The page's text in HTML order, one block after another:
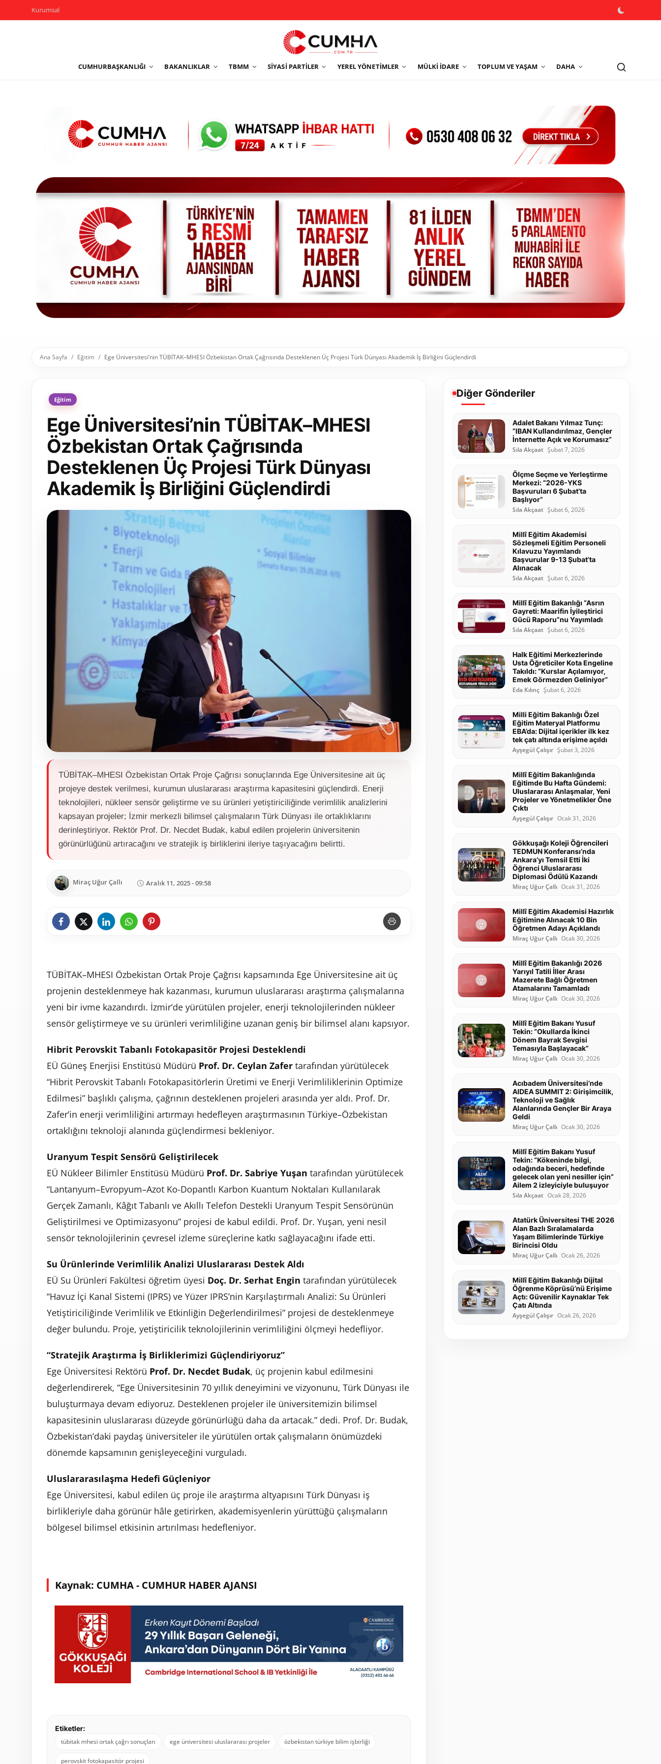
Kurumsal
CUMHURBAŞKANLIĞI BAKANLIKLAR TBMM SIYASI PARTILER YEREL YÖNETIMLER MÜLKI İDARE TOPLUM VE YAŞAM DAHA
Yerel Yönetimler
Sivil Toplum Kuruluşları
Kamu Kurumları ve Üst Kurullar
Resmi Reklamlar
Ana Sayfa Eğitim Ege Üniversitesi’nin TÜBİTAK–MHESI Özbekistan Ortak Çağrısında Desteklenen Üç Projesi Türk Dünyası Akademik İş Birliğini Güçlendirdi
Eğitim
Ege Üniversitesi’nin TÜBİTAK–MHESI
Özbekistan Ortak Çağrısında
Desteklenen Üç Projesi Türk Dünyası
Akademik İş Birliğini Güçlendirdi
TÜBİTAK–MHESI Özbekistan Ortak Proje Çağrısı sonuçlarında Ege Üniversitesine ait üç
projeye destek verilmesi, kurumun uluslararası araştırma kapasitesini güçlendirdi. Enerji
teknolojileri, nükleer sensör geliştirme ve su ürünleri yetiştiriciliğinde verimlilik analizlerini
kapsayan projeler; İzmir merkezli bilimsel çalışmaların Türk Dünyası ile ortaklıklarını
derinleştiriyor. Rektör Prof. Dr. Necdet Budak, kabul edilen projelerin üniversitenin
görünürlüğünü artıracağını ve stratejik iş birliklerini ileriye taşıyacağını belirtti.
Miraç Uğur Çallı Aralık 11, 2025 - 09:58
TÜBİTAK–MHESI Özbekistan Ortak Proje Çağrısı kapsamında Ege Üniversitesine ait üç
projenin desteklenmeye hak kazanması, kurumun uluslararası araştırma çalışmalarına
yeni bir ivme kazandırdı. İzmir’de yürütülen projeler, enerji teknolojilerinden nükleer
sensör geliştirmeye ve su ürünleri verimliliğine uzanan geniş bir bilimsel alanı kapsıyor.
Hibrit Perovskit Tabanlı Fotokapasitör Projesi Desteklendi
EÜ Güneş Enerjisi Enstitüsü Müdürü Prof. Dr. Ceylan Zafer tarafından yürütülecek
“Hibrit Perovskit Tabanlı Fotokapasitörlerin Üretimi ve Enerji Verimliliklerinin Optimize
Edilmesi” başlıklı çalışma, çağrının desteklenen projeleri arasında yer aldı. Prof. Dr.
Zafer’in enerji verimliliğini artırmayı hedefleyen araştırmasının Türkiye–Özbekistan
ortaklığını teknoloji alanında güçlendirmesi bekleniyor.
Uranyum Tespit Sensörü Geliştirilecek
EÜ Nükleer Bilimler Enstitüsü Müdürü Prof. Dr. Sabriye Yuşan tarafından yürütülecek
“Lantanyum–Evropyum–Azot Ko-Dopantlı Karbon Kuantum Noktaları Kullanılarak
Gerçek Zamanlı, Kâğıt Tabanlı ve Akıllı Telefon Destekli Uranyum Tespit Sensörünün
Geliştirilmesi ve Optimizasyonu” projesi de kabul edildi. Prof. Dr. Yuşan, yeni nesil
sensör teknolojilerinin çevresel izleme süreçlerine katkı sağlayacağını ifade etti.
Su Ürünlerinde Verimlilik Analizi Uluslararası Destek Aldı
EÜ Su Ürünleri Fakültesi öğretim üyesi Doç. Dr. Serhat Engin tarafından yürütülecek
“Havuz İçi Kanal Sistemi (IPRS) ve Yüzer IPRS’nin Karşılaştırmalı Analizi: Su Ürünleri
Yetiştiriciliğinde Verimlilik ve Etkinliğin Değerlendirilmesi” projesi de desteklenmeye
değer bulundu. Proje, yetiştiricilik teknolojilerinin verimliliğini ölçmeyi hedefliyor.
“Stratejik Araştırma İş Birliklerimizi Güçlendiriyoruz”
Ege Üniversitesi Rektörü Prof. Dr. Necdet Budak, üç projenin kabul edilmesini
değerlendirerek, “Ege Üniversitesinin 70 yıllık deneyimini ve vizyonunu, Türk Dünyası ile
buluşturmaya devam ediyoruz. Desteklenen projeler ile üniversitemizin bilimsel
kapasitesinin uluslararası düzeyde görünürlüğü daha da artacak.” dedi. Prof. Dr. Budak,
Özbekistan’daki paydaş üniversiteler ile yürütülen ortak çalışmaların önümüzdeki
dönemde kapsamının genişleyeceğini vurguladı.
Uluslararasılaşma Hedefi Güçleniyor
Ege Üniversitesi, kabul edilen üç proje ile araştırma altyapısını Türk Dünyası iş
birlikleriyle daha görünür hâle getirirken, akademisyenlerin yürüttüğü çalışmaların
bölgesel bilimsel etkisinin artırılması hedefleniyor.
Kaynak: CUMHA - CUMHUR HABER AJANSI
Etiketler:
tübitak mhesi ortak çağrı sonuçları
ege üniversitesi uluslararası projeler özbekistan türkiye bilim işbirliği
perovskit fotokapasitör projesi
Diğer Gönderiler
Adalet Bakanı Yılmaz Tunç:
“IBAN Kullandırılmaz, Gençler
İnternette Açık ve Korumasız”
Sıla Akçaat Şubat 7, 2026
Ölçme Seçme ve Yerleştirme
Merkezi: “2026-YKS
Başvuruları 6 Şubat’ta
Başlıyor”
Sıla Akçaat Şubat 6, 2026
Millî Eğitim Akademisi
Sözleşmeli Eğitim Personeli
Kılavuzu Yayımlandı
Başvurular 9-13 Şubat’ta
Alınacak
Sıla Akçaat Şubat 6, 2026
Millî Eğitim Bakanlığı “Asrın
Gayreti: Maarifin İyileştirici
Gücü Raporu”nu Yayımladı
Sıla Akçaat Şubat 6, 2026
Halk Eğitimi Merkezlerinde
Usta Öğreticiler Kota Engeline
Takıldı: “Kurslar Açılamıyor,
Emek Görmezden Geliniyor”
Eda Kılınç Şubat 6, 2026
Milli Eğitim Bakanlığı Özel
Eğitim Materyal Platformu
EBA’da: Dijital içerikler ilk kez
tek çatı altında erişime açıldı
Ayşegül Çalışır Şubat 3, 2026
Millî Eğitim Bakanlığında
Eğitimde Bu Hafta Gündemi:
Uluslararası Anlaşmalar, Yeni
Projeler ve Yönetmelikler Öne
Çıktı
Ayşegül Çalışır Ocak 31, 2026
Gökkuşağı Koleji Öğrencileri
TEDMUN Konferansı’nda
Ankara’yı Temsil Etti İki
Öğrenci Uluslararası
Diplomasi Ödülü Kazandı
Miraç Uğur Çallı Ocak 31, 2026
Millî Eğitim Akademisi Hazırlık
Eğitimine Alınacak 10 Bin
Öğretmen Adayı Açıklandı
Miraç Uğur Çallı Ocak 30, 2026
Millî Eğitim Bakanlığı 2026
Yarıyıl Tatili İller Arası
Mazerete Bağlı Öğretmen
Atamalarını Tamamladı
Miraç Uğur Çallı Ocak 30, 2026
Millî Eğitim Bakanı Yusuf
Tekin: “Okullarda İkinci
Dönem Bayrak Sevgisi
Temasıyla Başlayacak”
Miraç Uğur Çallı Ocak 30, 2026
Acıbadem Üniversitesi’nde
AIDEA SUMMIT 2: Girişimcilik,
Teknoloji ve Sağlık
Alanlarında Gençler Bir Araya
Geldi
Miraç Uğur Çallı Ocak 30, 2026
Millî Eğitim Bakanı Yusuf
Tekin: “Kökeninde bilgi,
odağında beceri, hedefinde
gelecek olan yeni nesiller için”
Ailem 2 izleyiciyle buluşuyor
Sıla Akçaat Ocak 28, 2026
Atatürk Üniversitesi THE 2026
Alan Bazlı Sıralamalarda
Yaşam Bilimlerinde Türkiye
Birincisi Oldu
Miraç Uğur Çallı Ocak 26, 2026
Millî Eğitim Bakanlığı Dijital
Öğrenme Köprüsü’nü Erişime
Açtı: Güvenilir Kaynaklar Tek
Çatı Altında
Ayşegül Çalışır Ocak 26, 2026